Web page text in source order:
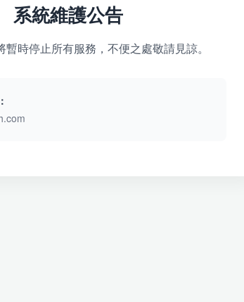
系統維護公告
暫時停止所有服務，不便之處敬請見諒。